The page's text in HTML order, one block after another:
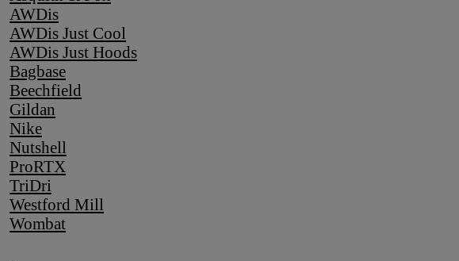
AWDis
AWDis Just Cool
AWDis Just Hoods
Bagbase
Beechfield
Gildan
Nike
Nutshell
ProRTX
TriDri
Westford Mill
Wombat